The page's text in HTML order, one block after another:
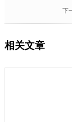
下
相关文章